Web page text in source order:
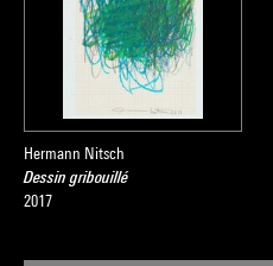
Hermann Nitsch
Dessin gribouillé
2017